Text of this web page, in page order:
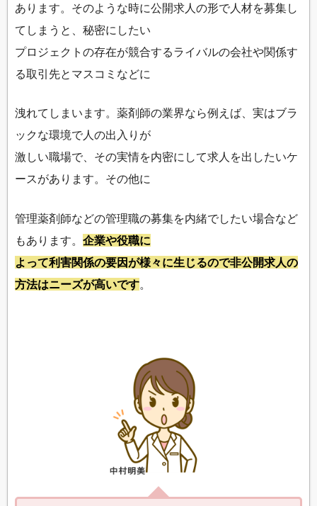
あります。そのような時に公開求人の形で人材を募集し
てしまうと、秘密にしたい
プロジェクトの存在が競合するライバルの会社や関係す
る取引先とマスコミなどに
洩れてしまいます。薬剤師の業界なら例えば、実はブラ
ックな環境で人の出入りが
激しい職場で、その実情を内密にして求人を出したいケ
ースがあります。その他に
管理薬剤師などの管理職の募集を内緒でしたい場合など
もあります。 企業や役職に
よって利害関係の要因が様々に生じるので非公開求人の
方法はニーズが高いです